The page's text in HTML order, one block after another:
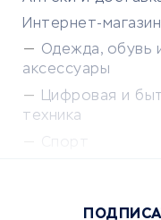
Интернет-
Одежда, обувь
аксессуары
Цифровая и
техника